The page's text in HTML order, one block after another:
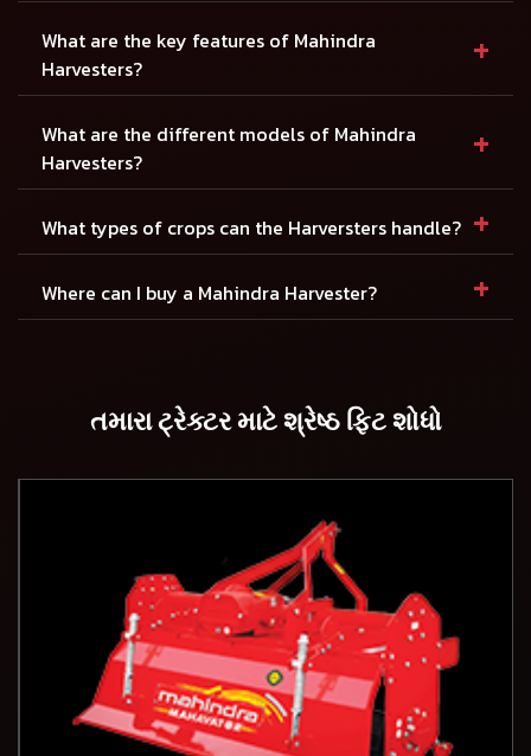
What are the key features of Mahindra
Harvesters?
+
What are the different models of Mahindra
Harvesters?
+
What types of crops can the Harversters handle? +
Where can I buy a Mahindra Harvester? +
તમારા ટ્રેક્ટર માટે શ્રેષ્ઠ ફિટ શોધો